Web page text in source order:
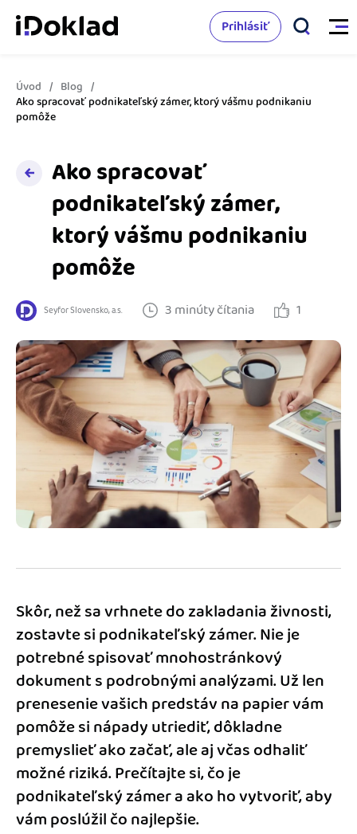
Vlastnosti
Správa kontaktov
Sledovanie cashflow
Spolupráca s účtovníkom
Katalóg doplnkov
Vzdelanie
Nápoveda
Ako začať s podnikaním
Ako sa vyznať vo fakturácii
Blog
Podnikateľský servis
Spýtajte sa nás
Vyskúšať zadarmo
Prihlásiť
Úvod
Blog
Ako spracovať podnikateľský zámer, ktorý vášmu podnikaniu
pomôže
Ako spracovať
podnikateľský zámer,
ktorý vášmu podnikaniu
pomôže
Seyfor Slovensko, a.s. 3 minúty čítania 1
Skôr, než sa vrhnete do zakladania živnosti,
zostavte si podnikateľský zámer. Nie je
potrebné spisovať mnohostránkový
dokument s podrobnými analýzami. Už len
prenesenie vašich predstáv na papier vám
pomôže si nápady utriediť, dôkladne
premyslieť ako začať, ale aj včas odhaliť
možné riziká. Prečítajte si, čo je
podnikateľský zámer a ako ho vytvoriť, aby
vám poslúžil čo najlepšie.